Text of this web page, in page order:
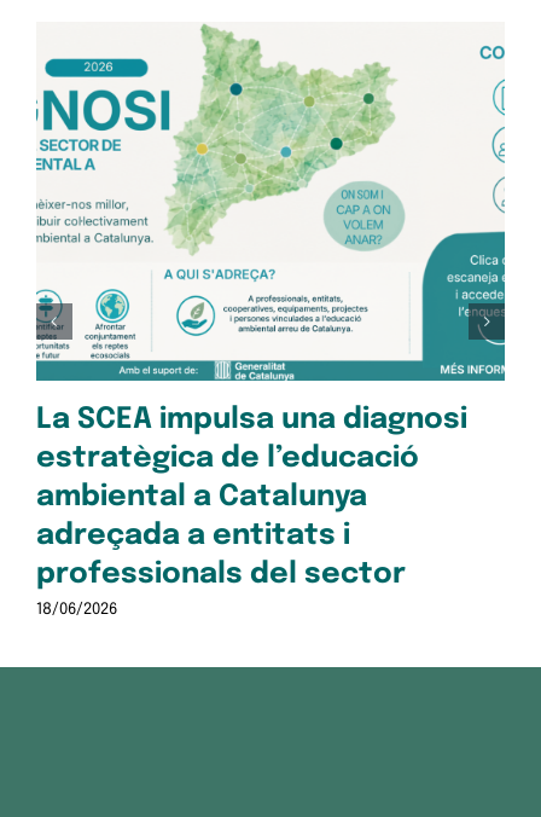
La SCEA impulsa una diagnosi
estratègica de l’educació
ambiental a Catalunya
adreçada a entitats i
professionals del sector
18/06/2026